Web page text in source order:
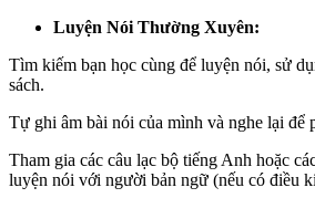
Luyện Nói Thường Xuyên:
Tìm kiếm bạn học cùng để luyện nói, sử
sách.
Tự ghi âm bài nói của mình và nghe lại để
Tham gia các câu lạc bộ tiếng Anh hoặc
luyện nói với người bản ngữ (nếu có điều